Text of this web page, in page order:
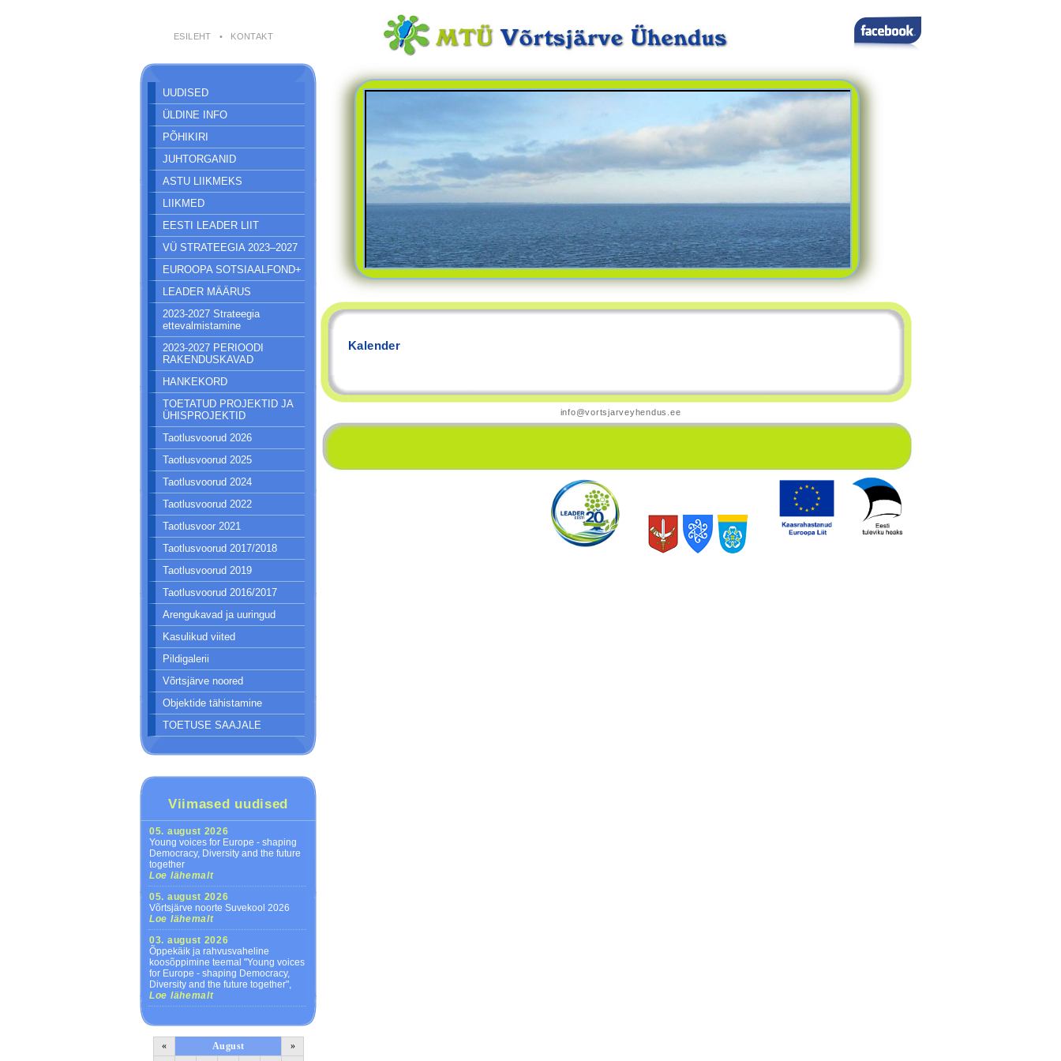
ESILEHT • KONTAKT
UUDISED
ÜLDINE INFO
PÕHIKIRI
JUHTORGANID
ASTU LIIKMEKS
LIIKMED
EESTI LEADER LIIT
VÜ STRATEEGIA 2023–2027
EUROOPA SOTSIAALFOND+
LEADER MÄÄRUS
2023-2027 Strateegia
ettevalmistamine
2023-2027 PERIOODI
RAKENDUSKAVAD
HANKEKORD
TOETATUD PROJEKTID JA
ÜHISPROJEKTID
Taotlusvoorud 2026
Taotlusvoorud 2025
Taotlusvoorud 2024
Taotlusvoorud 2022
Taotlusvoor 2021
Taotlusvoorud 2017/2018
Taotlusvoorud 2019
Taotlusvoorud 2016/2017
Arengukavad ja uuringud
Kasulikud viited
Pildigalerii
Võrtsjärve noored
Objektide tähistamine
TOETUSE SAAJALE
Viimased uudised
05. august 2026
Young voices for Europe - shaping
Democracy, Diversity and the future
together
Loe lähemalt
05. august 2026
Võrtsjärve noorte Suvekool 2026
Loe lähemalt
03. august 2026
Õppekäik ja rahvusvaheline
koosõppimine teemal "Young voices
for Europe - shaping Democracy,
Diversity and the future together",
Loe lähemalt
« August »
Kalender
info@vortsjarveyhendus.ee